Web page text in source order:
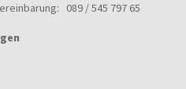
089 / 545 797 65